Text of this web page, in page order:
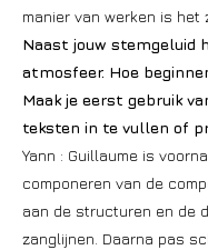
manier van werken is
Naast jouw stemgeluid
atmosfeer. Hoe
Maak je eerst gebruik
teksten in te vullen of
Yann : Guillaume is
componeren van de
aan de structuren en de
zanglijnen. Daarna pas